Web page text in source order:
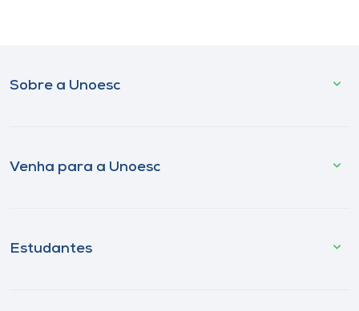
Sobre a Unoesc
Venha para a Unoesc
Estudantes